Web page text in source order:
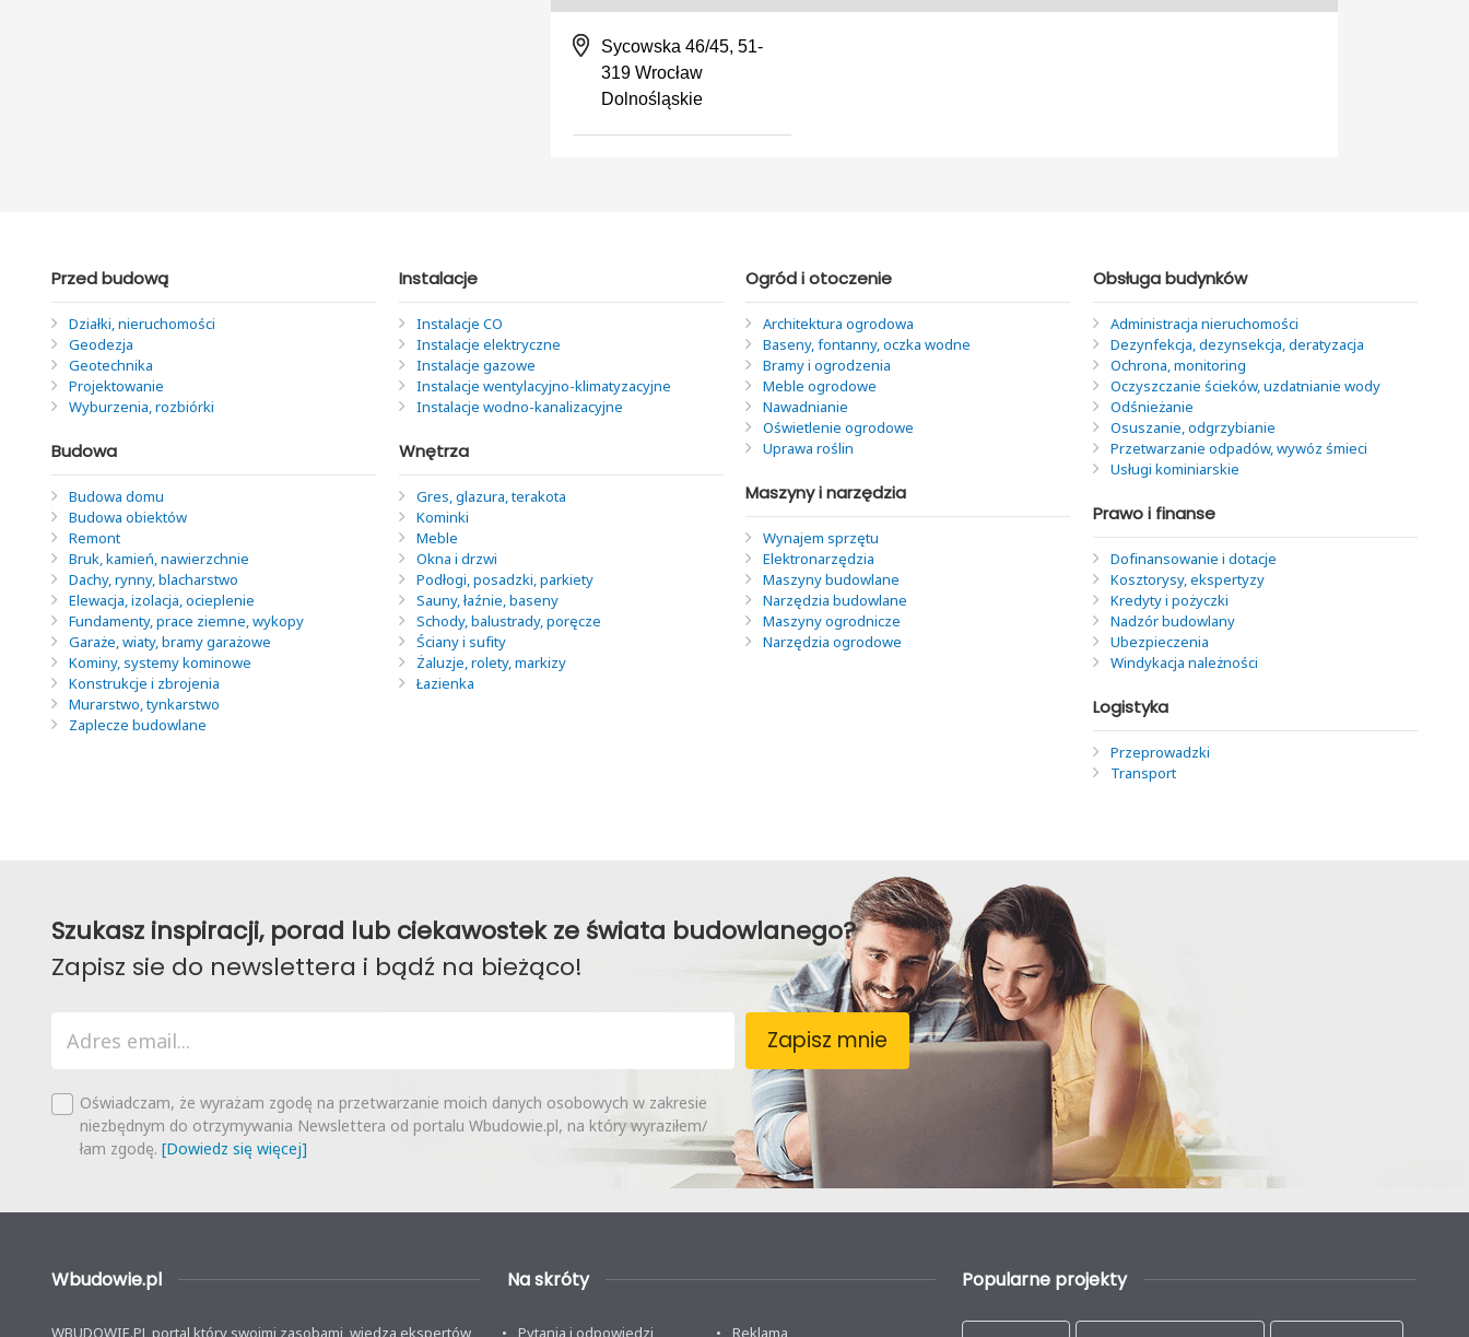
Sycowska 46/45, 51-
319 Wrocław
Dolnośląskie
Przed budową
Działki, nieruchomości
Geodezja
Geotechnika
Projektowanie
Wyburzenia, rozbiórki
Budowa
Budowa domu
Budowa obiektów
Remont
Bruk, kamień, nawierzchnie
Dachy, rynny, blacharstwo
Elewacja, izolacja, ocieplenie
Fundamenty, prace ziemne, wykopy
Garaże, wiaty, bramy garażowe
Kominy, systemy kominowe
Konstrukcje i zbrojenia
Murarstwo, tynkarstwo
Zaplecze budowlane
Instalacje
Instalacje CO
Instalacje elektryczne
Instalacje gazowe
Instalacje wentylacyjno-klimatyzacyjne
Instalacje wodno-kanalizacyjne
Wnętrza
Gres, glazura, terakota
Kominki
Meble
Okna i drzwi
Podłogi, posadzki, parkiety
Sauny, łaźnie, baseny
Schody, balustrady, poręcze
Ściany i sufity
Żaluzje, rolety, markizy
Łazienka
Ogród i otoczenie
Architektura ogrodowa
Baseny, fontanny, oczka wodne
Bramy i ogrodzenia
Meble ogrodowe
Nawadnianie
Oświetlenie ogrodowe
Uprawa roślin
Maszyny i narzędzia
Wynajem sprzętu
Elektronarzędzia
Maszyny budowlane
Narzędzia budowlane
Maszyny ogrodnicze
Narzędzia ogrodowe
Obsługa budynków
Administracja nieruchomości
Dezynfekcja, dezynsekcja, deratyzacja
Ochrona, monitoring
Oczyszczanie ścieków, uzdatnianie wody
Odśnieżanie
Osuszanie, odgrzybianie
Przetwarzanie odpadów, wywóz śmieci
Usługi kominiarskie
Prawo i finanse
Dofinansowanie i dotacje
Kosztorysy, ekspertyzy
Kredyty i pożyczki
Nadzór budowlany
Ubezpieczenia
Windykacja należności
Logistyka
Przeprowadzki
Transport
Szukasz inspiracji, porad lub ciekawostek ze świata budowlanego?
Zapisz sie do newslettera i bądź na bieżąco!
Zapisz mnie
Oświadczam, że wyrażam zgodę na przetwarzanie moich danych osobowych w zakresie
niezbędnym do otrzymywania Newslettera od portalu Wbudowie.pl, na który wyraziłem/
łam zgodę. [Dowiedz się więcej]
Wbudowie.pl
WBUDOWIE.PL portal który swoimi zasobami, wiedzą ekspertów,
Na skróty
Pytania i odpowiedzi Reklama
Popularne projekty